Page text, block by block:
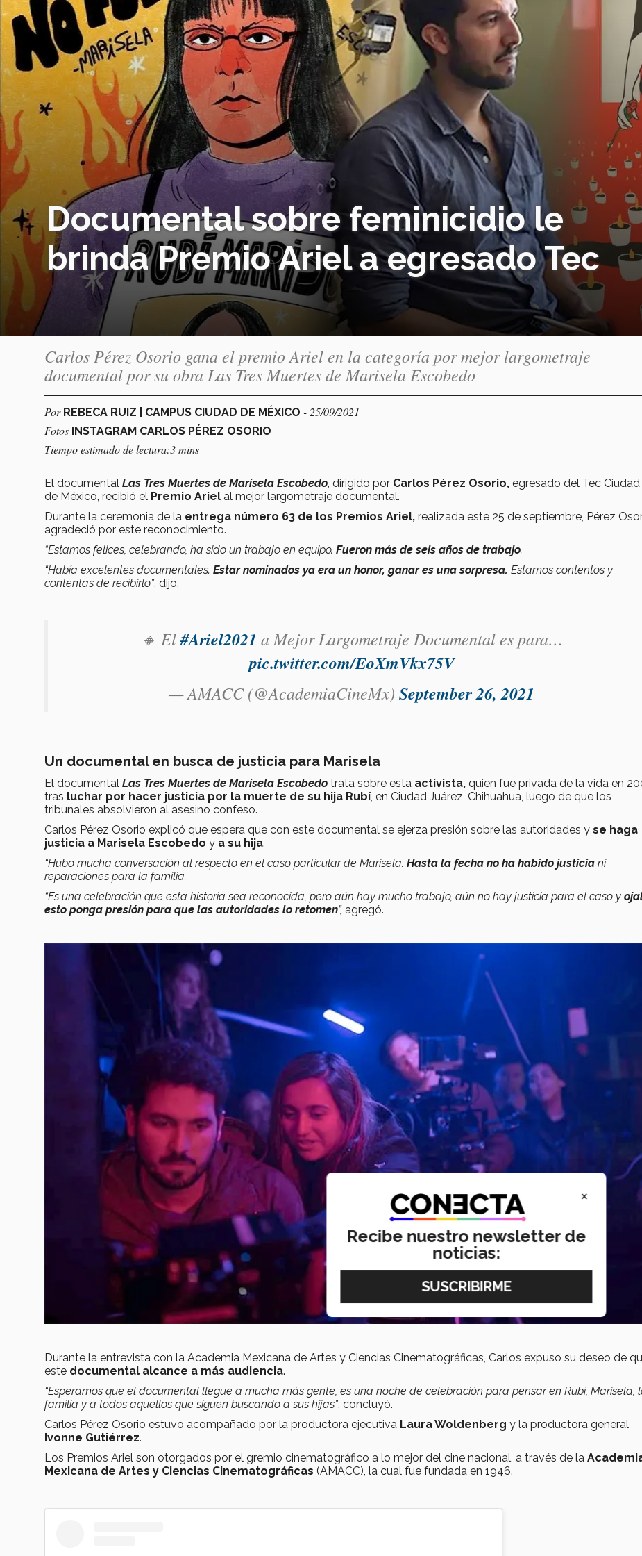
Documental sobre feminicidio le
brinda Premio Ariel a egresado Tec
Carlos Pérez Osorio gana el premio Ariel en la categoría por mejor largometraje
documental por su obra Las Tres Muertes de Marisela Escobedo
Por REBECA RUIZ | CAMPUS CIUDAD DE MÉXICO - 25/09/2021
Fotos INSTAGRAM CARLOS PÉREZ OSORIO
Tiempo estimado de lectura:3 mins
El documental Las Tres Muertes de Marisela Escobedo , dirigido por Carlos Pérez Osorio, egresado del Tec Ciudad
de México, recibió el Premio Ariel al mejor largometraje documental.
Durante la ceremonia de la entrega número 63 de los Premios Ariel, realizada este 25 de septiembre, Pérez
agradeció por este reconocimiento.
“Estamos felices, celebrando, ha sido un trabajo en equipo. Fueron más de seis años de trabajo.
“Había excelentes documentales. Estar nominados ya era un honor, ganar es una sorpresa. Estamos contentos y
contentas de recibirlo”, dijo.
🔸 El#Ariel2021 a Mejor Largometraje Documental es para…
pic.twitter.com/EoXmVkx75V
— AMACC (@AcademiaCineMx) September 26, 2021
Un documental en busca de justicia para Marisela
El documental Las Tres Muertes de Marisela Escobedo trata sobre esta activista, quien fue privada de la vida en
tras luchar por hacer justicia por la muerte de su hija Rubí , en Ciudad Juárez, Chihuahua, luego de que los
tribunales absolvieron al asesino confeso.
Carlos Pérez Osorio explicó que espera que con este documental se ejerza presión sobre las autoridades y se haga
justicia a Marisela Escobedo y a su hija.
“Hubo mucha conversación al respecto en el caso particular de Marisela. Hasta la fecha no ha habido justicia ni
reparaciones para la familia.
“Es una celebración que esta historia sea reconocida, pero aún hay mucho trabajo, aún no hay justicia para el caso y
esto ponga presión para que las autoridades lo retomen”, agregó.
Durante la entrevista con la Academia Mexicana de Artes y Ciencias Cinematográficas, Carlos expuso su deseo de
este documental alcance a más audiencia.
“Esperamos que el documental llegue a mucha más gente, es una noche de celebración para pensar en Rubí, Marisela,
familia y a todos aquellos que siguen buscando a sus hijas”, concluyó.
Carlos Pérez Osorio estuvo acompañado por la productora ejecutiva Laura Woldenberg y la productora general
Ivonne Gutiérrez.
Los Premios Ariel son otorgados por el gremio cinematográfico a lo mejor del cine nacional, a través de la
Mexicana de Artes y Ciencias Cinematográficas (AMACC), la cual fue fundada en 1946.
×
Recibe nuestro newsletter de
noticias: